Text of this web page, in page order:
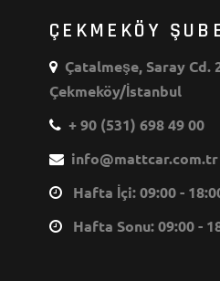
ÇEKMEKÖY
Çatalmeşe, Saray Cd.
Çekmeköy/İstanbul
+ 90 (531) 698 49 00
info@mattcar.com.tr
Hafta İçi: 09:00 -
Hafta Sonu: 09:00 -